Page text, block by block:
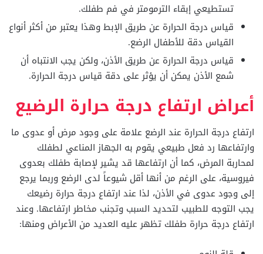
تستطيعي إبقاء الترمومتر في فم طفلك.
قياس درجة الحرارة عن طريق الإبط وهذا يعتبر من أكثر أنواع
القياس دقة للأطفال الرضع.
قياس درجة الحرارة عن طريق الأذن، ولكن يجب الانتباه أن
شمع الأذن يمكن أن يؤثر على دقة قياس درجة الحرارة.
أعراض ارتفاع درجة حرارة الرضيع
ارتفاع درجة الحرارة عند الرضع علامة على وجود مرض أو عدوى ما
وارتفاعها رد فعل طبيعي يقوم به الجهاز المناعي لطفلك
لمحاربة المرض، كما أن ارتفاعها قد يشير لإصابة طفلك بعدوى
فيروسية، على الرغم من أنها أقل شيوعاً لدى الرضع وربما يرجع
إلى وجود عدوى في الأذن، لذا عند ارتفاع درجة حرارة رضيعك
يجب التوجه للطبيب لتحديد السبب وتجنب مخاطر ارتفاعها. وعند
ارتفاع درجة حرارة طفلك تظهر عليه العديد من الأعراض ومنها: